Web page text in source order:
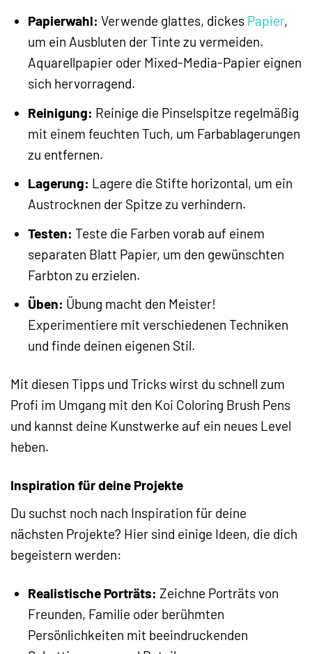
Papierwahl: Verwende glattes, dickes Papier,
um ein Ausbluten der Tinte zu vermeiden.
Aquarellpapier oder Mixed-Media-Papier eignen
sich hervorragend.
Reinigung: Reinige die Pinselspitze regelmäßig
mit einem feuchten Tuch, um Farbablagerungen
zu entfernen.
Lagerung: Lagere die Stifte horizontal, um ein
Austrocknen der Spitze zu verhindern.
Testen: Teste die Farben vorab auf einem
separaten Blatt Papier, um den gewünschten
Farbton zu erzielen.
Üben: Übung macht den Meister!
Experimentiere mit verschiedenen Techniken
und finde deinen eigenen Stil.
Mit diesen Tipps und Tricks wirst du schnell zum
Profi im Umgang mit den Koi Coloring Brush Pens
und kannst deine Kunstwerke auf ein neues Level
heben.
Inspiration für deine Projekte
Du suchst noch nach Inspiration für deine
nächsten Projekte? Hier sind einige Ideen, die dich
begeistern werden:
Realistische Porträts: Zeichne Porträts von
Freunden, Familie oder berühmten
Persönlichkeiten mit beeindruckenden